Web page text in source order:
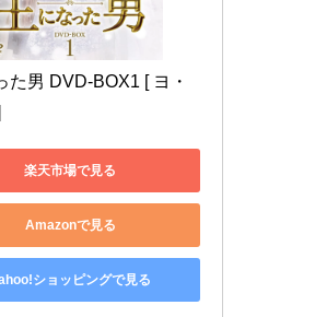
た男 DVD-BOX1 [ ヨ・
楽天市場で見る
Amazonで見る
ショッピングで見る